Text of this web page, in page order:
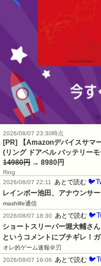
2026/08/07 23:30時点
[PR] 【Amazonデバイスサマ
(リング ドアベル バッテリー
14980円 → 8980円
Ring
2026/08/07 22:11
あとで読む
レインボー池田、アナウンサ
mashlife通信
2026/08/07 18:30
あとで読む
ショートスリーパー堀大輔さ
というコメントにブチギレ！
オレ的ゲーム速報＠刃
2026/08/07 19:06
あとで読む